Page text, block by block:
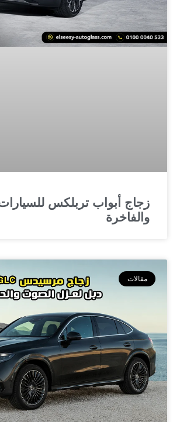
زجاج أبواب تربلكس للسيارات
والفاخرة
مقالات